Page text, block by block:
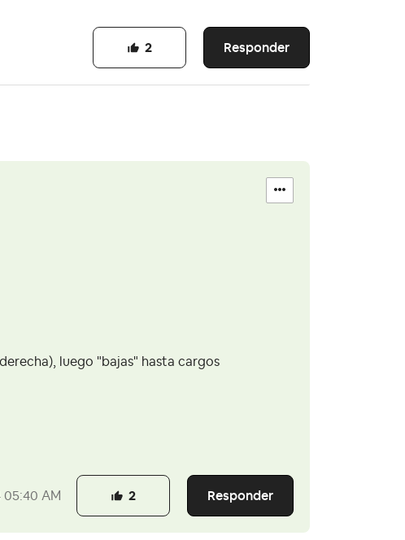
Responder
2
luego "bajas" hasta cargos
05:40 AM Responder
2